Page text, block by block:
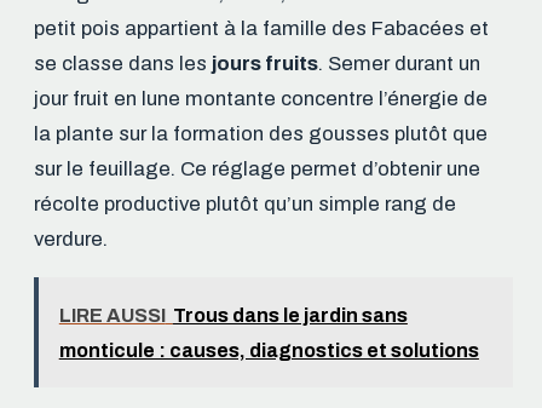
petit pois appartient à la famille des Fabacées et
se classe dans les jours fruits. Semer durant un
jour fruit en lune montante concentre l’énergie de
la plante sur la formation des gousses plutôt que
sur le feuillage. Ce réglage permet d’obtenir une
récolte productive plutôt qu’un simple rang de
verdure.
LIRE AUSSI Trous dans le jardin sans
monticule : causes, diagnostics et solutions